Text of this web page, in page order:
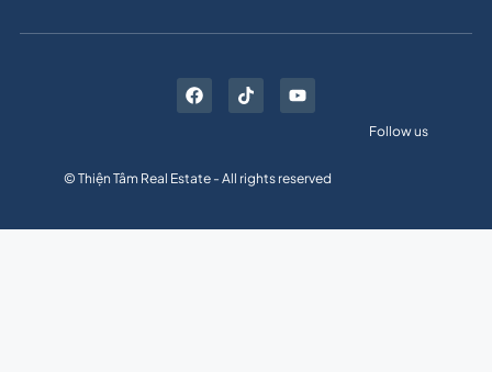
© Thiện Tâm Real Estate - All rights reserved
Follow us